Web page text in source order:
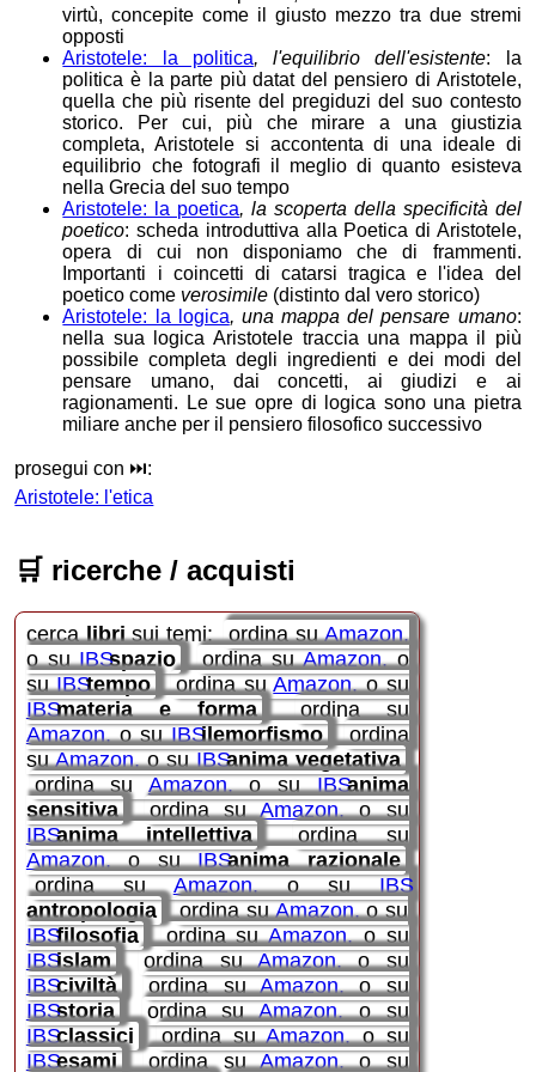
virtù, concepite come il giusto mezzo tra due stremi
opposti
Aristotele: la politica, l'equilibrio dell'esistente: la
politica è la parte più datat del pensiero di Aristotele,
quella che più risente del pregiduzi del suo contesto
storico. Per cui, più che mirare a una giustizia
completa, Aristotele si accontenta di una ideale di
equilibrio che fotografi il meglio di quanto esisteva
nella Grecia del suo tempo
Aristotele: la poetica, la scoperta della specificità del
poetico: scheda introduttiva alla Poetica di Aristotele,
opera di cui non disponiamo che di frammenti.
Importanti i coincetti di catarsi tragica e l'idea del
poetico come verosimile (distinto dal vero storico)
Aristotele: la logica, una mappa del pensare umano:
nella sua logica Aristotele traccia una mappa il più
possibile completa degli ingredienti e dei modi del
pensare umano, dai concetti, ai giudizi e ai
ragionamenti. Le sue opre di logica sono una pietra
miliare anche per il pensiero filosofico successivo
prosegui con ⏭️:
Aristotele: l'etica
🛒 ricerche / acquisti
cercalibrisui temi: ordina suAmazon
o suIBSspazio ordina suAmazon o
suIBStempo ordina suAmazon o su
IBSmateria e forma
ordina su
Amazon o suIBSilemorfismo
ordina
suAmazon o suIBSanima vegetativa
ordina su Amazon o suIBSanima
sensitiva
ordina suAmazon o su
IBSanima intellettiva
ordina su
Amazon o suIBSanima razionale
ordina suAmazon o suIBS
antropologia
ordina suAmazon o su
IBSfilosofia ordina suAmazon o su
IBSislam ordina suAmazon o su
IBSciviltà ordina suAmazon o su
IBSstoria ordina suAmazon o su
IBSclassici ordina suAmazon o su
IBSesami ordina suAmazon o su